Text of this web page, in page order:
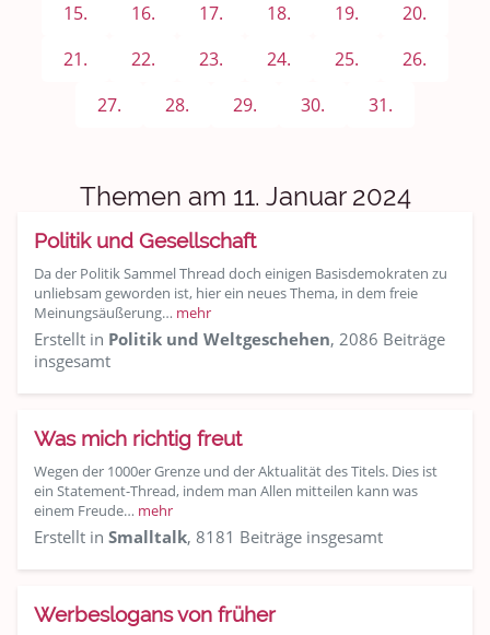
Shopping und Bekleidung
Urlaub und Reisen
Kochen, Backen und Genießen
Anregungen und Support
Spiel, Spaß und Sinnlosigkeit
Gewicht reduzieren
15.
16. 17. 18. 19.
20.
21.
22. 23. 24. 25.
26.
27.
28. 29. 30. 31.
Themen am 11. Januar 2024
Politik und Gesellschaft
Da der Politik Sammel Thread doch einigen Basisdemokraten zu
unliebsam geworden ist, hier ein neues Thema, in dem freie
Meinungsäußerung… mehr
Erstellt in Politik und Weltgeschehen, 2086 Beiträge
insgesamt
Was mich richtig freut
Wegen der 1000er Grenze und der Aktualität des Titels. Dies ist
ein Statement-Thread, indem man Allen mitteilen kann was
einem Freude… mehr
Erstellt in Smalltalk, 8181 Beiträge insgesamt
Werbeslogans von früher